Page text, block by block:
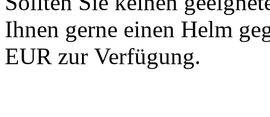
Ihnen gerne einen Helm
EUR zur Verfügung.